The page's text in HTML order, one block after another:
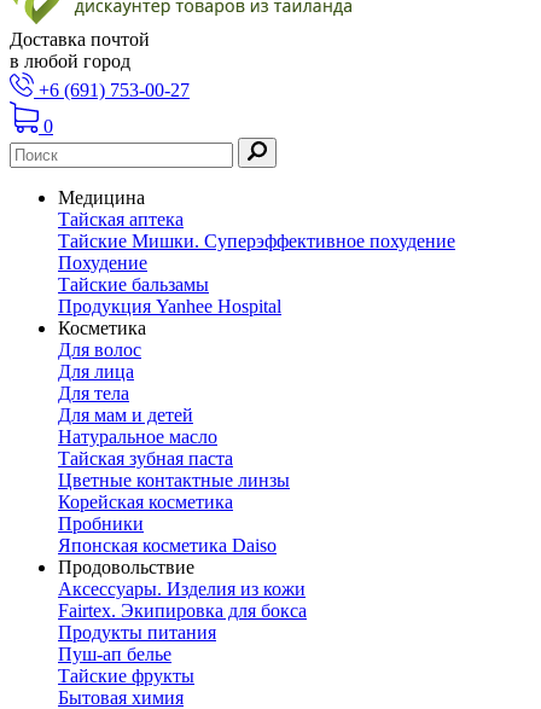
Доставка почтой
в любой город
+6 (691) 753-00-27
0
Медицина
Тайская аптека
Тайские Мишки. Суперэффективное похудение
Похудение
Тайские бальзамы
Продукция Yanhee Hospital
Косметика
Для волос
Для лица
Для тела
Для мам и детей
Натуральное масло
Тайская зубная паста
Цветные контактные линзы
Корейская косметика
Пробники
Японская косметика Daiso
Продовольствие
Аксессуары. Изделия из кожи
Fairtex. Экипировка для бокса
Продукты питания
Пуш-ап белье
Тайские фрукты
Бытовая химия